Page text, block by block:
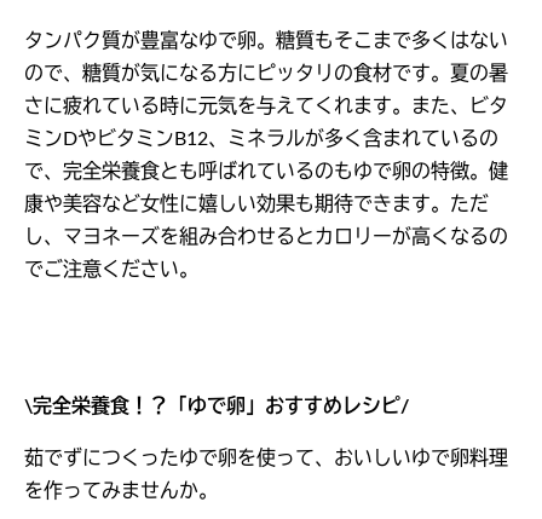
タンパク質が豊富なゆで卵。糖質もそこまで多くはない
ので、糖質が気になる方にピッタリの食材です。夏の暑
さに疲れている時に元気を与えてくれます。また、ビタ
ミンDやビタミンB12、ミネラルが多く含まれているの
で、完全栄養食とも呼ばれているのもゆで卵の特徴。健
康や美容など女性に嬉しい効果も期待できます。ただ
し、マヨネーズを組み合わせるとカロリーが高くなるの
でご注意ください。
\完全栄養食！？「ゆで卵」おすすめレシピ/
茹でずにつくったゆで卵を使って、おいしいゆで卵料理
を作ってみませんか。